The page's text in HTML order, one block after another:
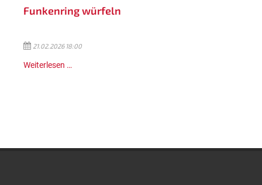
Funkenring würfeln
21.02.2026 18:00
Weiterlesen …